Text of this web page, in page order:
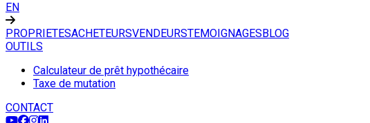
EN
PROPRIETESACHETEURSVENDEURSTEMOIGNAGESBLOG
OUTILS
Calculateur de prêt hypothécaire
Taxe de mutation
CONTACT